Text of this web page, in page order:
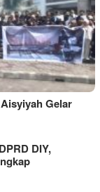
Gelar
DIY,